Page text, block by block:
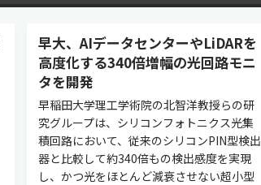
早大、AIデータセンターやLiDARを
高度化する340倍増幅の光回路モニ
タを開発
早稲田大学理工学術院の北智洋教授らの研
究グループは、シリコンフォトニクス光集
積回路において、従来のシリコンPIN型検出
器と比較して約340倍もの検出感度を実現
し、かつ光をほとんど減衰させない超小型